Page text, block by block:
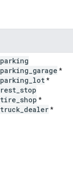
parking
parking garage *
parking lot*
rest stop
tire shop *
truck dealer*